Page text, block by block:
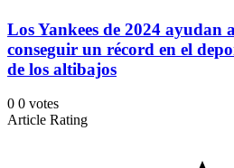
Los Yankees de 2024 ayudan
conseguir un récord en el
de los altibajos
0 0 votes
Article Rating